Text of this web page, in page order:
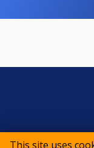
This site uses
©